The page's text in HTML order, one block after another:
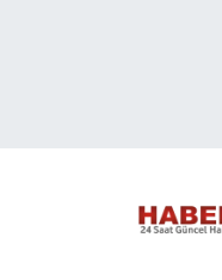
Namaz Vakitleri